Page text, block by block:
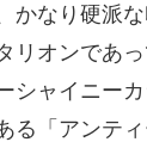
かなり硬派
リオンであ
シャイニー
る「アンテ